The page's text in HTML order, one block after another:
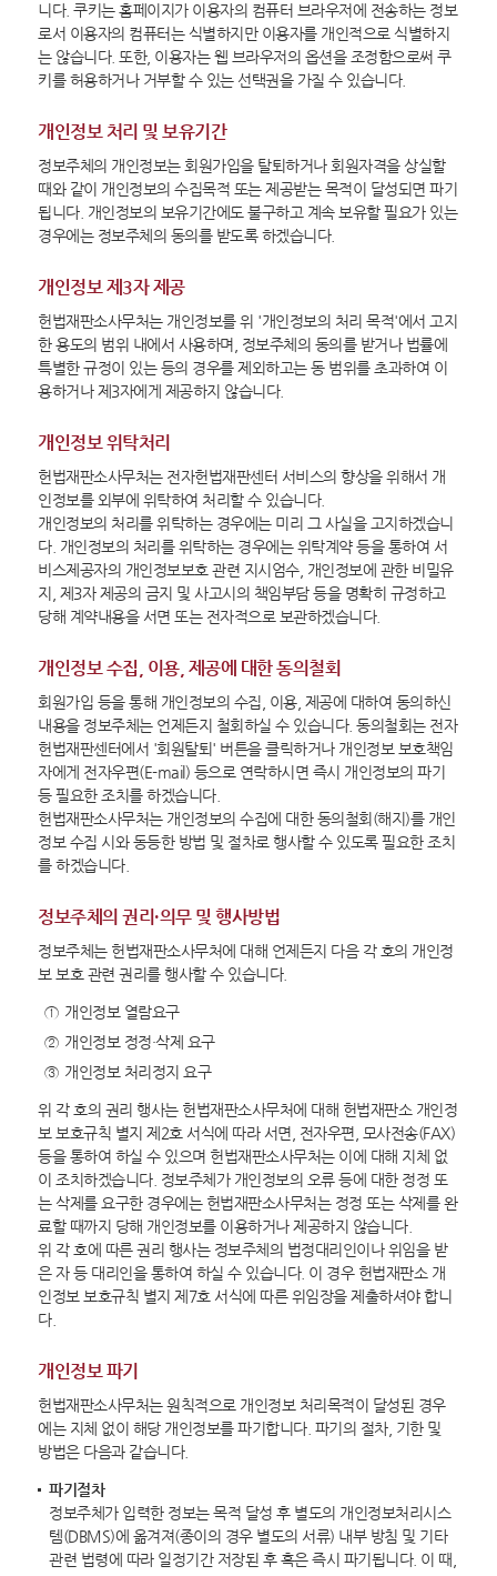
니다. 쿠키는 홈페이지가 이용자의 컴퓨터 브라우저에 전송하는 정보
로서 이용자의 컴퓨터는 식별하지만 이용자를 개인적으로 식별하지
는 않습니다. 또한, 이용자는 웹 브라우저의 옵션을 조정함으로써 쿠
키를 허용하거나 거부할 수 있는 선택권을 가질 수 있습니다.
개인정보 처리 및 보유기간
정보주체의 개인정보는 회원가입을 탈퇴하거나 회원자격을 상실할
때와 같이 개인정보의 수집목적 또는 제공받는 목적이 달성되면 파기
됩니다. 개인정보의 보유기간에도 불구하고 계속 보유할 필요가 있는
경우에는 정보주체의 동의를 받도록 하겠습니다.
개인정보 제3자 제공
헌법재판소사무처는 개인정보를 위 '개인정보의 처리 목적'에서 고지
한 용도의 범위 내에서 사용하며, 정보주체의 동의를 받거나 법률에
특별한 규정이 있는 등의 경우를 제외하고는 동 범위를 초과하여 이
용하거나 제3자에게 제공하지 않습니다.
개인정보 위탁처리
헌법재판소사무처는 전자헌법재판센터 서비스의 향상을 위해서 개
인정보를 외부에 위탁하여 처리할 수 있습니다.
개인정보의 처리를 위탁하는 경우에는 미리 그 사실을 고지하겠습니
다. 개인정보의 처리를 위탁하는 경우에는 위탁계약 등을 통하여 서
비스제공자의 개인정보보호 관련 지시엄수, 개인정보에 관한 비밀유
지, 제3자 제공의 금지 및 사고시의 책임부담 등을 명확히 규정하고
당해 계약내용을 서면 또는 전자적으로 보관하겠습니다.
개인정보 수집, 이용, 제공에 대한 동의철회
회원가입 등을 통해 개인정보의 수집, 이용, 제공에 대하여 동의하신
내용을 정보주체는 언제든지 철회하실 수 있습니다. 동의철회는 전자
헌법재판센터에서 '회원탈퇴' 버튼을 클릭하거나 개인정보 보호책임
자에게 전자우편(E-mail) 등으로 연락하시면 즉시 개인정보의 파기
등 필요한 조치를 하겠습니다.
헌법재판소사무처는 개인정보의 수집에 대한 동의철회(해지)를 개인
정보 수집 시와 동등한 방법 및 절차로 행사할 수 있도록 필요한 조치
를 하겠습니다.
정보주체의 권리·의무 및 행사방법
정보주체는 헌법재판소사무처에 대해 언제든지 다음 각 호의 개인정
보 보호 관련 권리를 행사할 수 있습니다.
① 개인정보 열람요구
② 개인정보 정정·삭제 요구
③ 개인정보 처리정지 요구
위 각 호의 권리 행사는 헌법재판소사무처에 대해 헌법재판소 개인정
보 보호규칙 별지 제2호 서식에 따라 서면, 전자우편, 모사전송(FAX)
등을 통하여 하실 수 있으며 헌법재판소사무처는 이에 대해 지체 없
이 조치하겠습니다. 정보주체가 개인정보의 오류 등에 대한 정정 또
는 삭제를 요구한 경우에는 헌법재판소사무처는 정정 또는 삭제를 완
료할 때까지 당해 개인정보를 이용하거나 제공하지 않습니다.
위 각 호에 따른 권리 행사는 정보주체의 법정대리인이나 위임을 받
은 자 등 대리인을 통하여 하실 수 있습니다. 이 경우 헌법재판소 개
인정보 보호규칙 별지 제7호 서식에 따른 위임장을 제출하셔야 합니
다.
개인정보 파기
헌법재판소사무처는 원칙적으로 개인정보 처리목적이 달성된 경우
에는 지체 없이 해당 개인정보를 파기합니다. 파기의 절차, 기한 및
방법은 다음과 같습니다.
파기절차
정보주체가 입력한 정보는 목적 달성 후 별도의 개인정보처리시스
템(DBMS)에 옮겨져(종이의 경우 별도의 서류) 내부 방침 및 기타
관련 법령에 따라 일정기간 저장된 후 혹은 즉시 파기됩니다. 이 때,